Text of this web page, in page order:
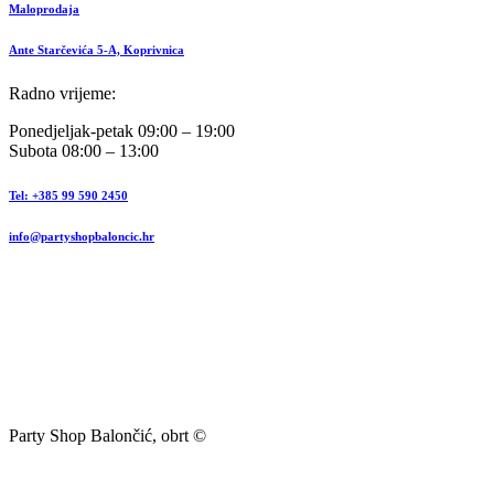
Maloprodaja
Ante Starčevića 5-A, Koprivnica
Radno vrijeme:
Ponedjeljak-petak 09:00 – 19:00
Subota 08:00 – 13:00
Tel: +385 99 590 2450
info@partyshopbaloncic.hr
Party Shop Balončić, obrt ©